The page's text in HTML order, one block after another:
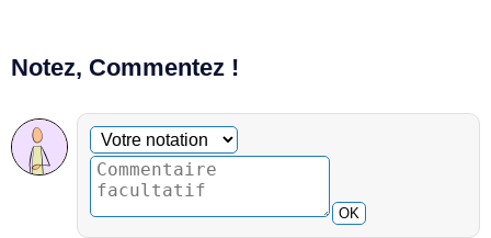
Notez, Commentez !
Commentaire facultatif
Votre notation
OK